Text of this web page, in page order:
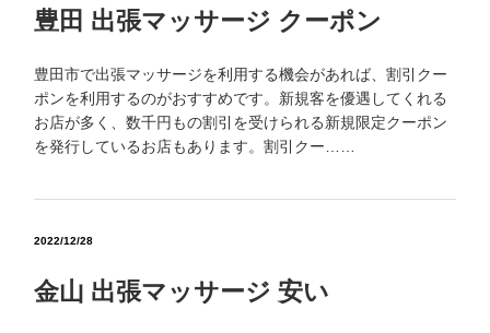
豊田 出張マッサージ クーポン
豊田市で出張マッサージを利用する機会があれば、割引クー
ポンを利用するのがおすすめです。新規客を優遇してくれる
お店が多く、数千円もの割引を受けられる新規限定クーポン
を発行しているお店もあります。割引クー……
2022/12/28
金山 出張マッサージ 安い